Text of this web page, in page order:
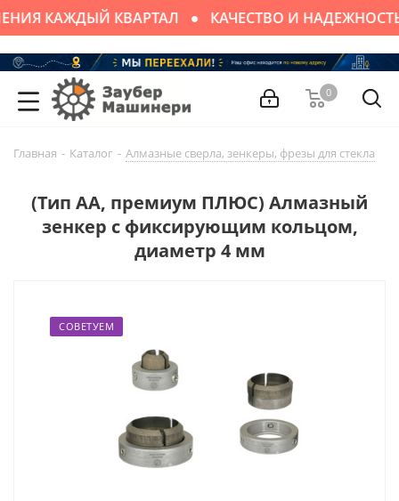
КАЖДЫЙ КВАРТАЛ КАЧЕСТВО И НАДЕЖНОСТЬ
0
Главная - Каталог - Алмазные сверла, зенкеры, фрезы для стекла
(Тип АА, премиум ПЛЮС) Алмазный
зенкер с фиксирующим кольцом,
диаметр 4 мм
СОВЕТУЕМ